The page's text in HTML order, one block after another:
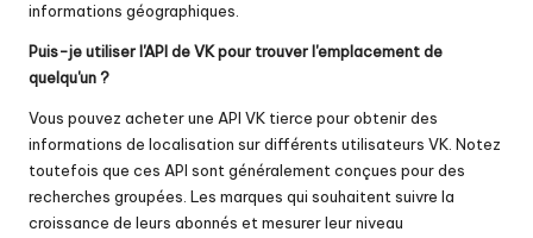
informations géographiques.
Puis-je utiliser l'API de VK pour trouver l'emplacement de
quelqu'un ?
Vous pouvez acheter une API VK tierce pour obtenir des
informations de localisation sur différents utilisateurs VK. Notez
toutefois que ces API sont généralement conçues pour des
recherches groupées. Les marques qui souhaitent suivre la
croissance de leurs abonnés et mesurer leur niveau